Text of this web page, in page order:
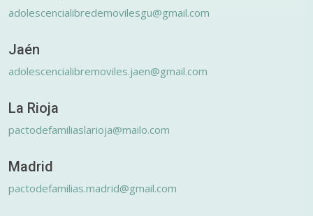
adolescencialibredemovilesgu@gmail.com
Jaén
adolescencialibremoviles.jaen@gmail.com
La Rioja
pactodefamiliaslarioja@mailo.com
Madrid
pactodefamilias.madrid@gmail.com